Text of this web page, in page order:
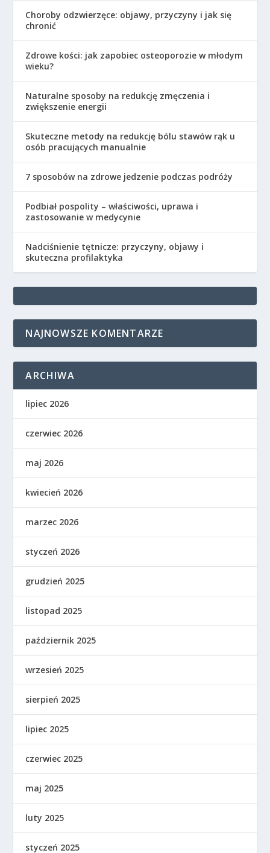
Choroby odzwierzęce: objawy, przyczyny i jak się
chronić
Zdrowe kości: jak zapobiec osteoporozie w młodym
wieku?
Naturalne sposoby na redukcję zmęczenia i
zwiększenie energii
Skuteczne metody na redukcję bólu stawów rąk u
osób pracujących manualnie
7 sposobów na zdrowe jedzenie podczas podróży
Podbiał pospolity – właściwości, uprawa i
zastosowanie w medycynie
Nadciśnienie tętnicze: przyczyny, objawy i
skuteczna profilaktyka
NAJNOWSZE KOMENTARZE
ARCHIWA
lipiec 2026
czerwiec 2026
maj 2026
kwiecień 2026
marzec 2026
styczeń 2026
grudzień 2025
listopad 2025
październik 2025
wrzesień 2025
sierpień 2025
lipiec 2025
czerwiec 2025
maj 2025
luty 2025
styczeń 2025